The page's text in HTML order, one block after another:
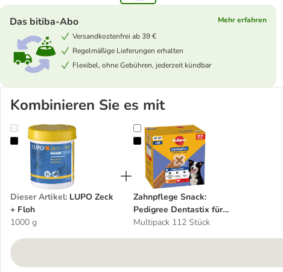
Das bitiba-Abo
Mehr erfahren
Versandkostenfrei ab 39 €
Regelmäßige Lieferungen erhalten
Flexibel, ohne Gebühren, jederzeit kündbar
Kombinieren Sie es mit
LUPO Zeck + Floh
Dieser Artikel: LUPO Zeck
+ Floh
1000 g
Zahnpflege Snack: Pedigree
Zahnpflege Snack:
Pedigree Dentastix für
mittelgroße Hunde (10-25
Multipack 112 Stück